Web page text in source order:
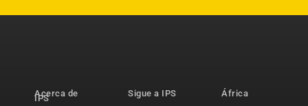
Acerca de
IPS
Sigue a IPS
África